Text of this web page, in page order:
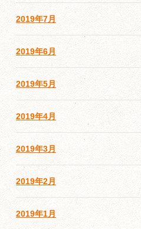
2019年7月
2019年6月
2019年5月
2019年4月
2019年3月
2019年2月
2019年1月